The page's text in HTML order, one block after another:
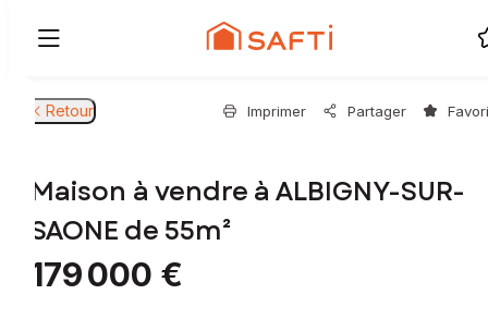
Retour Imprimer Partager
Maison à vendre à ALBIGNY-SUR-
SAONE de 55m²
179 000 €